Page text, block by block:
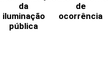
da
iluminação
pública
de
ocorrência